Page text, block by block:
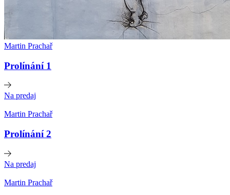
Martin Prachař
Prolínání 1
Na predaj
Martin Prachař
Prolínání 2
Na predaj
Martin Prachař